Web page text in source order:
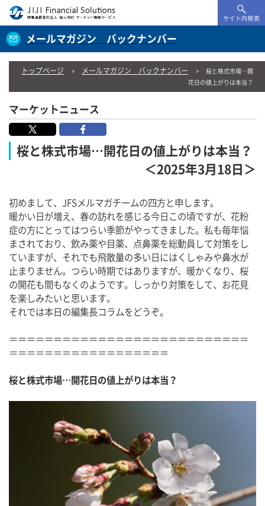
サイト内検索
メールマガジン バックナンバー
トップページ メールマガジン バックナンバー
桜と株式市場…開
花日の値上がりは本当？
マーケットニュース
桜と株式市場…開花日の値上がりは本当？
＜2025年3月18日＞
初めまして、JFSメルマガチームの四方と申します。
暖かい日が増え、春の訪れを感じる今日この頃ですが、花粉
症の方にとってはつらい季節がやってきました。私も毎年悩
まされており、飲み薬や目薬、点鼻薬を総動員して対策をし
ていますが、それでも飛散量の多い日にはくしゃみや鼻水が
止まりません。つらい時期ではありますが、暖かくなり、桜
の開花も間もなくのようです。しっかり対策をして、お花見
を楽しみたいと思います。
それでは本日の編集長コラムをどうぞ。
＝＝＝＝＝＝＝＝＝＝＝＝＝＝＝＝＝＝＝＝＝＝＝＝＝＝＝
＝＝＝＝＝＝＝＝＝＝＝＝＝＝＝＝＝＝
桜と株式市場…開花日の値上がりは本当？